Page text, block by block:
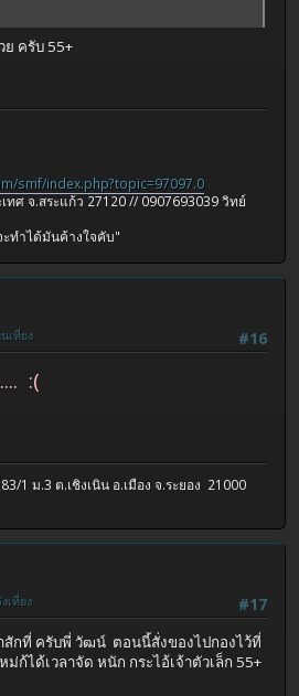
ย ครับ 55+
smf/index.php?topic=97097.0
ทศ จ.สระแก้ว 27120 // 0907693039 วิทย์
ะทำได้มันค้างใจคับ"
#16
เที่ยง
:(
ม.3 ต.เชิงเนิน อ.เมือง จ.ระยอง 21000
#17
เที่ยง
สักที่ ครับพี่ วัฒน์ ตอนนี้สั่งของไปกองไว้ที่
ก้ได้เวลาจัด หนัก กระไอ้เจ้าตัวเล็ก 55+